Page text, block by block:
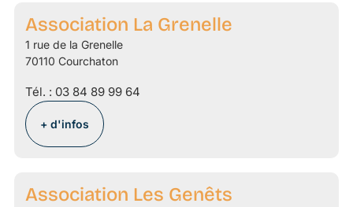
Association La Grenelle
1 rue de la Grenelle
70110 Courchaton
Tél. : 03 84 89 99 64
+ d'infos
Association Les Genêts